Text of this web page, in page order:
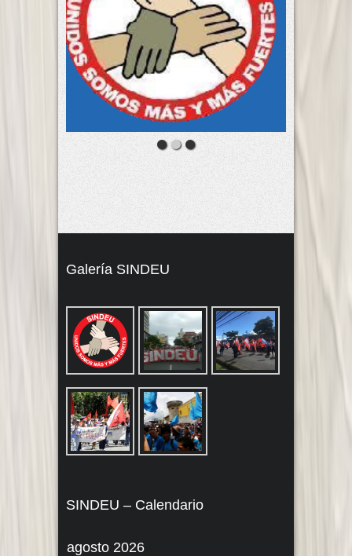
Galería SINDEU
SINDEU – Calendario
agosto 2026